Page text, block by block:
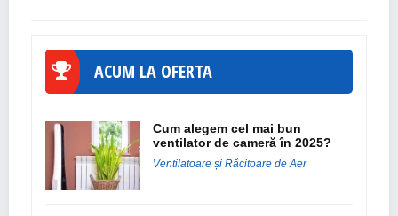
ACUM LA OFERTA
Cum alegem cel mai bun
ventilator de cameră în 2025?
Ventilatoare și Răcitoare de Aer